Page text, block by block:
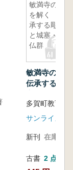
敏満寺の謎
を解く 伝
承する彫像
と城塞・石
仏群
敏満寺の謎
伝承する彫
多賀町教育委
サンライズ出
新刊 在庫なし
古書 2 点